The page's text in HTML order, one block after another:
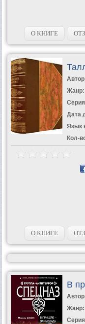
О КНИГЕ
Жанр:
Дата
Язык
Кол-
О КНИГЕ
В
Жанр: